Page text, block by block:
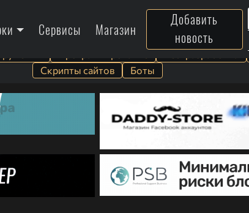
Сервисы Магазин
Добавить
новость
Скрипты сайтов
Боты